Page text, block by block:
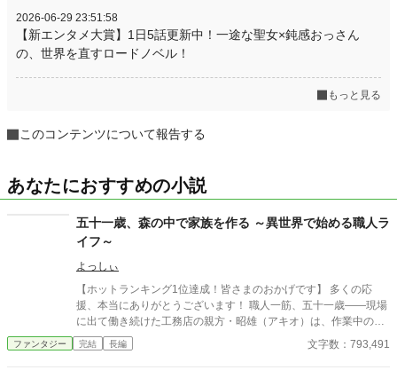
2026-06-29 23:51:58
【新エンタメ大賞】1日5話更新中！一途な聖女×鈍感おっさん
の、世界を直すロードノベル！
もっと見る
このコンテンツについて報告する
あなたにおすすめの小説
五十一歳、森の中で家族を作る ～異世界で始める職人ラ
イフ～
よっしぃ
【ホットランキング1位達成！皆さまのおかげです】 多くの応
援、本当にありがとうございます！ 職人一筋、五十一歳――現場
に出て働き続けた工務店の親方・昭雄（アキオ）は、作業中の地
震に巻き込まれ、目覚めたらそこは見知らぬ森の中だった。 持ち
物は、現場仕事で鍛えた知恵と経験、そして人や自然を不思議と
ファンタジー 完結 長編 文字数：793,491